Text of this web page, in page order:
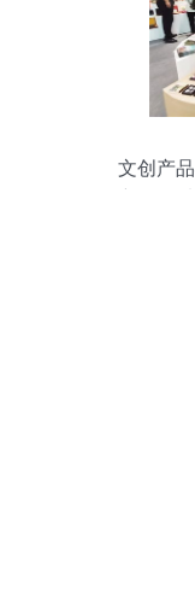
文创产